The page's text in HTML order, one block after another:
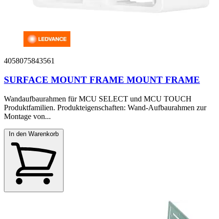
4058075843561
SURFACE MOUNT FRAME MOUNT FRAME
Wandaufbaurahmen für MCU SELECT und MCU TOUCH
Produktfamilien. Produkteigenschaften: Wand-Aufbaurahmen zur
Montage von...
In den Warenkorb